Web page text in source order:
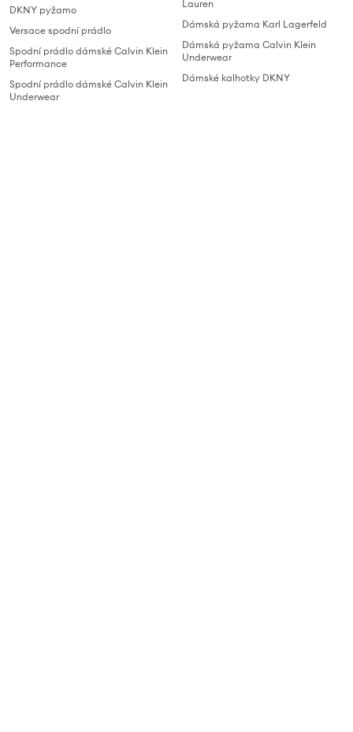
DKNY pyžamo
Versace spodní prádlo
Spodní prádlo dámské Calvin Klein
Performance
Spodní prádlo dámské Calvin Klein
Underwear
Lauren
Dámská pyžama Karl Lagerfeld
Dámská pyžama Calvin Klein
Underwear
Dámské kalhotky DKNY